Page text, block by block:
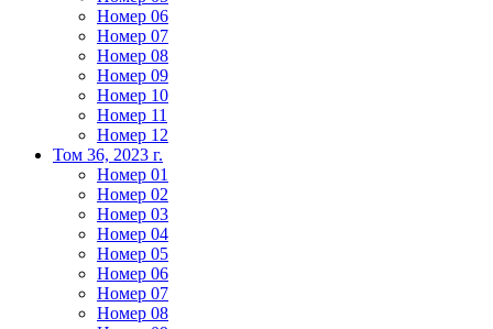
Номер 06
Номер 07
Номер 08
Номер 09
Номер 10
Номер 11
Номер 12
Том 36, 2023 г.
Номер 01
Номер 02
Номер 03
Номер 04
Номер 05
Номер 06
Номер 07
Номер 08